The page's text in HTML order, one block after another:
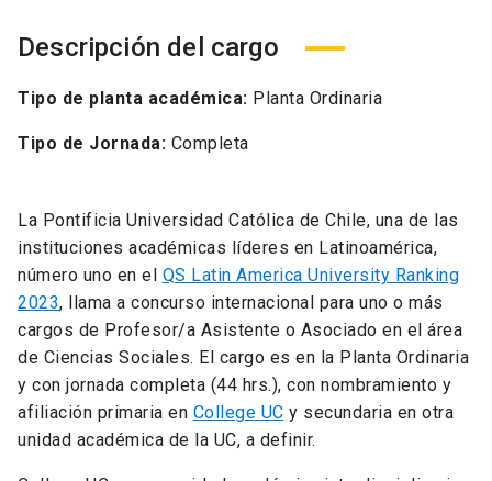
Descripción del cargo
Tipo de planta académica: Planta Ordinaria
Tipo de Jornada: Completa
La Pontificia Universidad Católica de Chile, una de las
instituciones académicas líderes en Latinoamérica,
número uno en el QS Latin America University Ranking
2023, llama a concurso internacional para uno o más
cargos de Profesor/a Asistente o Asociado en el área
de Ciencias Sociales. El cargo es en la Planta Ordinaria
y con jornada completa (44 hrs.), con nombramiento y
afiliación primaria en College UC y secundaria en otra
unidad académica de la UC, a definir.